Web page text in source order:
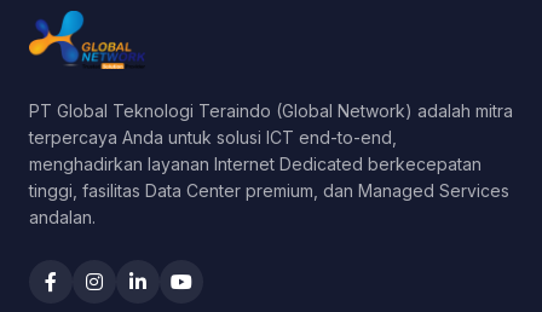
PT Global Teknologi Teraindo (Global Network) adalah mitra
terpercaya Anda untuk solusi ICT end-to-end,
menghadirkan layanan Internet Dedicated berkecepatan
tinggi, fasilitas Data Center premium, dan Managed Services
andalan.